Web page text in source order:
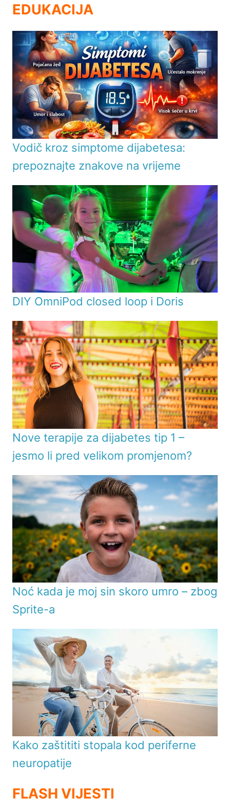
EDUKACIJA
Vodič kroz simptome dijabetesa:
prepoznajte znakove na vrijeme
DIY OmniPod closed loop i Doris
Nove terapije za dijabetes tip 1 –
jesmo li pred velikom promjenom?
Noć kada je moj sin skoro umro – zbog
Sprite-a
Kako zaštititi stopala kod periferne
neuropatije
FLASH VIJESTI